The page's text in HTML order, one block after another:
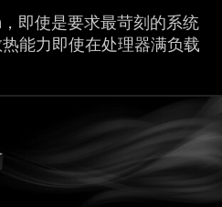
即使是要求最苛刻的系统
能力即使在处理器满负载